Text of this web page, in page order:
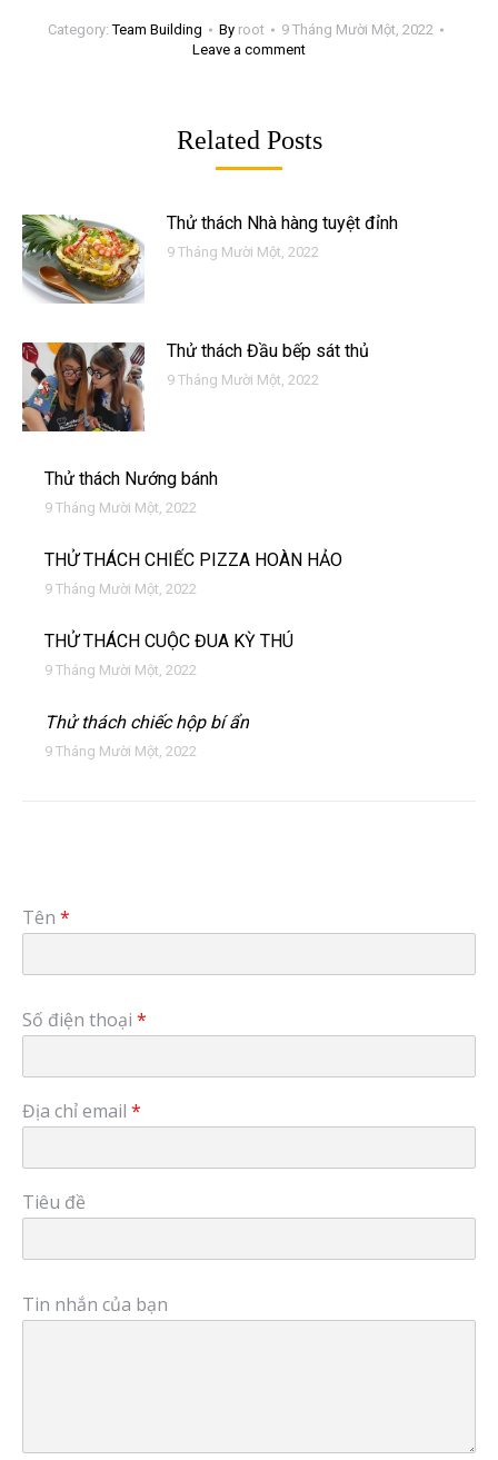
Category:Team Building By root
9 Tháng Mười Một, 2022
Leave a comment
Related Posts
Thử thách Nhà hàng tuyệt đỉnh
9 Tháng Mười Một, 2022
Thử thách Đầu bếp sát thủ
9 Tháng Mười Một, 2022
Thử thách Nướng bánh
9 Tháng Mười Một, 2022
THỬ THÁCH CHIẾC PIZZA HOÀN HẢO
9 Tháng Mười Một, 2022
THỬ THÁCH CUỘC ĐUA KỲ THÚ
9 Tháng Mười Một, 2022
Thử thách chiếc hộp bí ẩn
9 Tháng Mười Một, 2022
Tên *
Số điện thoại *
Địa chỉ email *
Tiêu đề
Tin nhắn của bạn